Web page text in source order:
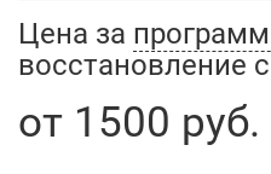
Цена за
восстановление
от 1500 руб.